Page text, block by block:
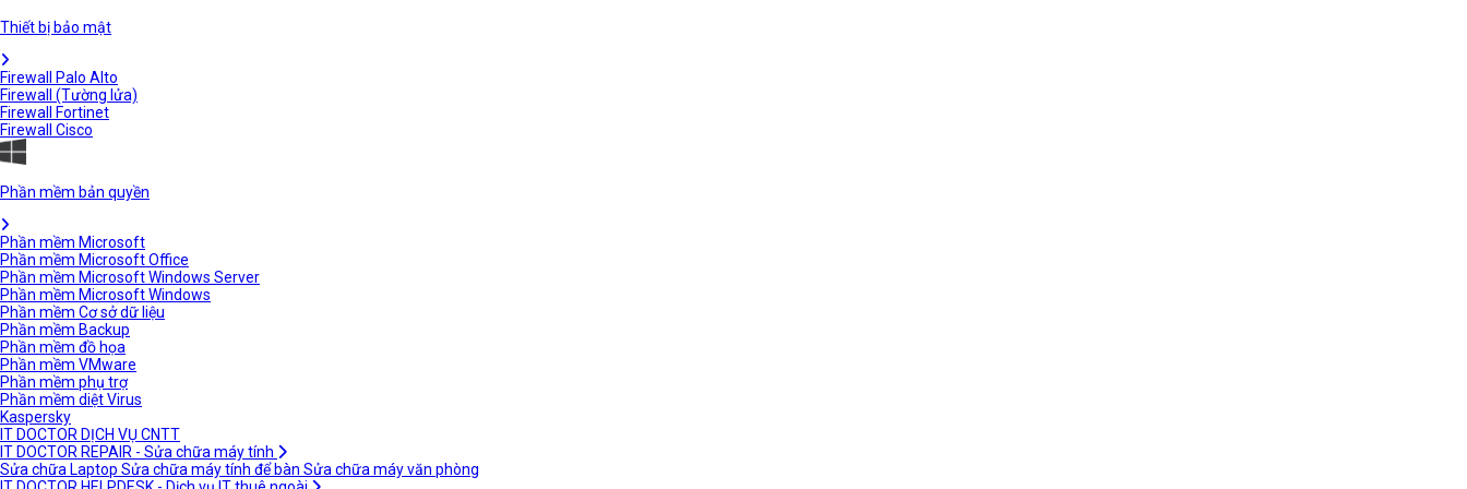
Thiết bị bảo mật
Firewall Palo Alto
Firewall (Tường lửa)
Firewall Fortinet
Firewall Cisco
Phần mềm bản quyền
Phần mềm Microsoft
Phần mềm Microsoft Office
Phần mềm Microsoft Windows Server
Phần mềm Microsoft Windows
Phần mềm Cơ sở dữ liệu
Phần mềm Backup
Phần mềm đồ họa
Phần mềm VMware
Phần mềm phụ trợ
Phần mềm diệt Virus
Kaspersky
IT DOCTOR DỊCH VỤ CNTT
IT DOCTOR REPAIR - Sửa chữa máy tính
Sửa chữa Laptop Sửa chữa máy tính để bàn Sửa chữa máy văn phòng